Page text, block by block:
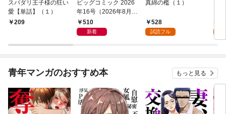
スパダリ王子様の狂い
愛【単話】（１）
209
ビッグコミック 2026
年16号（2026年8月7
日発売）
510
新着
真綿の檻（１）
528
試読フル
青年マンガのおすすめ本 もっと見る